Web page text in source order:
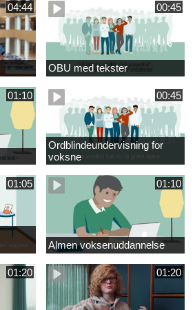
04:44 00:45
OBU med tekster
01:10 00:45
Ordblindeundervisning for
voksne
01:05 01:10
Almen voksenuddannelse
01:20 01:20